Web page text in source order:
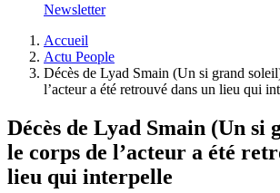
Newsletter
Accueil
Actu People
Décès de Lyad Smain (Un si grand
l’acteur a été retrouvé dans un lieu qui
Décès de Lyad Smain (Un si
le corps de l’acteur a été
lieu qui interpelle